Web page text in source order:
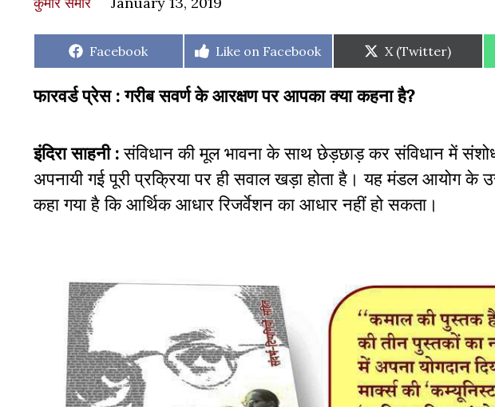
Share
Facebook
Share
Like on Facebook
Share
on
X (Twitter)
फारवर्ड प्रेस :गरीब सवर्ण के आरक्षण पर आपका क्या कहना है?
इंदिरा साहनी :संविधान की मूल भावना के साथ छेड़छाड़ कर संविधान में
अपनायी गई पूरी प्रक्रिया पर ही सवाल खड़ा होता है। यह मंडल आयोग
कहा गया है कि आर्थिक आधार रिजर्वेशन का आधार नहीं हो सकता।